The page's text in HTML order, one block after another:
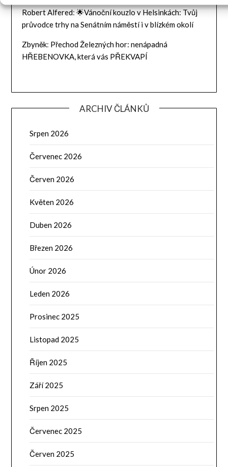
Robert Alfered:🌟Vánoční kouzlo v Helsinkách: Tvůj
průvodce trhy na Senátním náměstí i v blízkém okolí
Zbyněk: Přechod Železných hor: nenápadná
HŘEBENOVKA, která vás PŘEKVAPÍ
ARCHIV ČLÁNKŮ
Srpen 2026
Červenec 2026
Červen 2026
Květen 2026
Duben 2026
Březen 2026
Únor 2026
Leden 2026
Prosinec 2025
Listopad 2025
Říjen 2025
Září 2025
Srpen 2025
Červenec 2025
Červen 2025